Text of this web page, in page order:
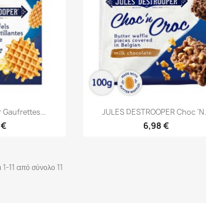
Γρήγορη προβολή
JULES DESTROOPER Choc
6,98 €
1-11 από σύνολο 11